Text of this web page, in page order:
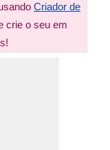
Criador de
crie o seu em